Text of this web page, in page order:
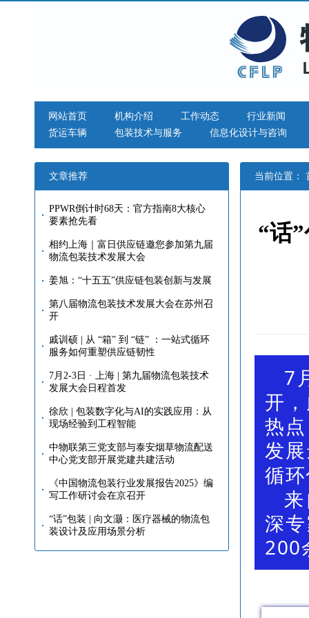
网站首页 机构介绍 工作动态
行业新闻
货运车辆
包装技术与服务 信息化设计与咨询
文章推荐
PPWR倒计时68天：官方指南8大核心
要素抢先看
相约上海｜富日供应链邀您参加第九届
物流包装技术发展大会
姜旭：“十五五”供应链包装创新与发展
第八届物流包装技术发展大会在苏州召
开
戚训硕 | 从 “箱” 到 “链” ：一站式循环
服务如何重塑供应链韧性
7月2-3日 · 上海 | 第九届物流包装技术
发展大会日程首发
徐欣 | 包装数字化与AI的实践应用：从
现场经验到工程智能
中物联第三党支部与泰安烟草物流配送
中心党支部开展党建共建活动
《中国物流包装行业发展报告2025》编
写工作研讨会在京召开
“话”包装 | 向文灏：医疗器械的物流包
装设计及应用场景分析
当前位置：
“话
7
开
热
发
循
深
200